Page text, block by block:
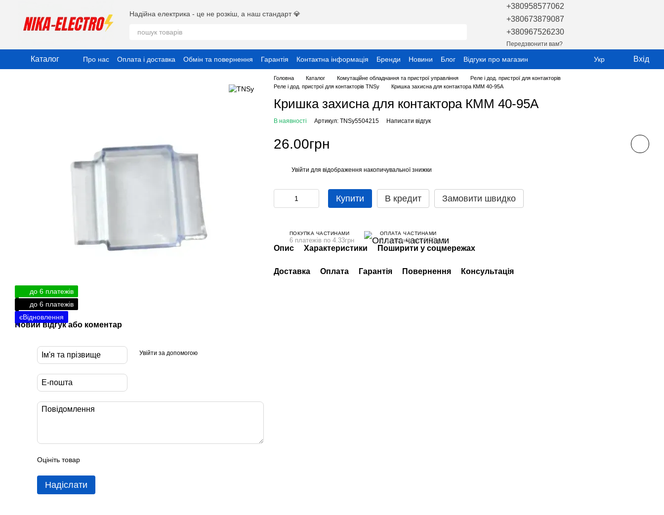
Надійна електрика - це не розкіш, а наш стандарт 💎
+380958577062
+380673879087
+380967526230
Передзвонити вам?
Каталог Про нас Оплата і доставка Обмін та повернення Гарантія Контактна інформація Бренди Новини Блог
Відгуки про магазин
Публічний договір (Оферта)
Угода користувача
Укр Вхід
до 6 платежів
до 6 платежів
єВідновлення
Новий відгук або коментар
Увійти за допомогою
Оцініть товар
Надіслати
Головна Каталог Комутаційне обладнання та пристрої управління
Реле і дод. пристрої для контакторів
Реле і дод. пристрої для контакторів TNSy
Кришка захисна для контактора КММ 40-95А
Кришка захисна для контактора КММ 40-95А
В наявності Артикул: TNSy5504215 Написати відгук
26.00грн
Увійти для відображення накопичувальної знижки
Купити В кредит Замовити швидко
ПОКУПКА ЧАСТИНАМИ
6 платежів по 4.33грн
ОПЛАТА ЧАСТИНАМИ
6 платежів по 4.33грн
Опис Характеристики Поширити у соцмережах
Доставка Оплата Гарантія Повернення Консультація